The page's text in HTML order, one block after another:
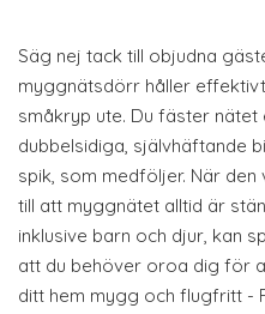
Säg nej tack till objudna
myggnätsdörr håller
småkryp ute. Du fäster
dubbelsidiga, självhäftande
spik, som medföljer. När
till att myggnätet alltid är
inklusive barn och djur, kan
att du behöver oroa dig för
ditt hem mygg och flugfritt -